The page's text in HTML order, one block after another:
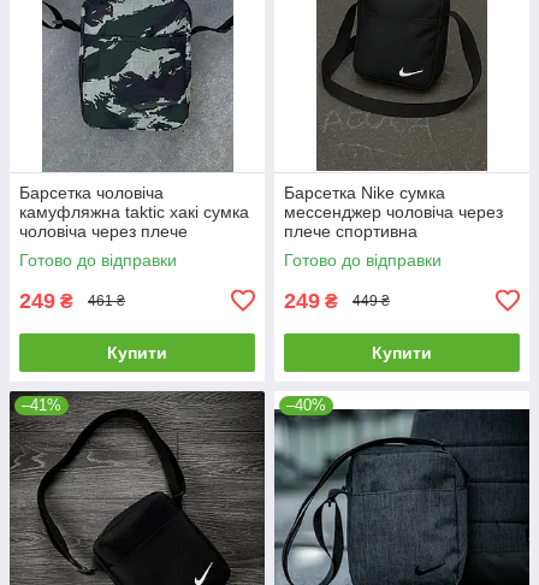
Барсетка чоловіча
камуфляжна taktic хакі сумка
чоловіча через плече
месенджер тканинний
Готово до відправки
249 ₴ 461 ₴
Купити
Барсетка Nike сумка
мессенджер чоловіча через
плече спортивна
повсякденна найк
Готово до відправки
249 ₴ 449 ₴
Купити
–41% –40%